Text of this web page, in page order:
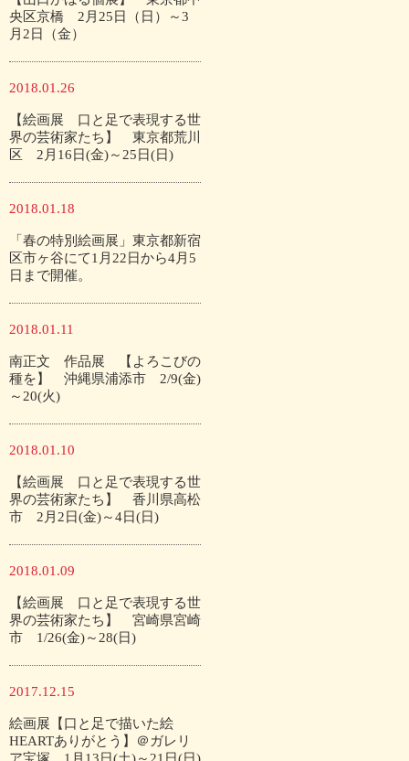
央区京橋 2月25日（日）～3
月2日（金）
2018.01.26
【絵画展 口と足で表現する世
界の芸術家たち】 東京都荒川
区 2月16日(金)～25日(日)
2018.01.18
「春の特別絵画展」東京都新宿
区市ヶ谷にて1月22日から4月5
日まで開催。
2018.01.11
南正文 作品展 【よろこびの
種を】 沖縄県浦添市 2/9(金)
～20(火)
2018.01.10
【絵画展 口と足で表現する世
界の芸術家たち】 香川県高松
市 2月2日(金)～4日(日)
2018.01.09
【絵画展 口と足で表現する世
界の芸術家たち】 宮崎県宮崎
市 1/26(金)～28(日)
2017.12.15
絵画展【口と足で描いた絵
HEARTありがとう】＠ガレリ